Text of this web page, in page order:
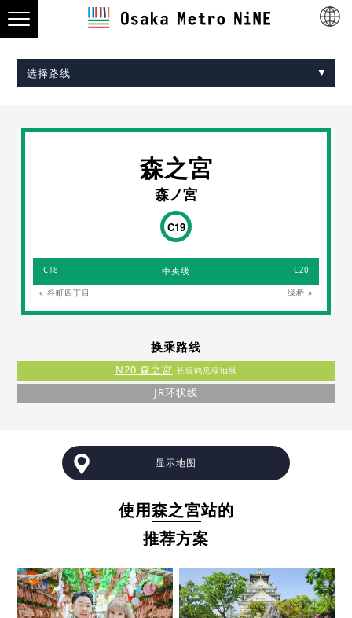
选择路线
森之宮
森ノ宮
C19
C18 中央线 C20
« 谷町四丁目 绿桥 »
换乘路线
N20 森之宮 长堀鹤见绿地线
JR环状线
显示地图
使用森之宮站的
推荐方案